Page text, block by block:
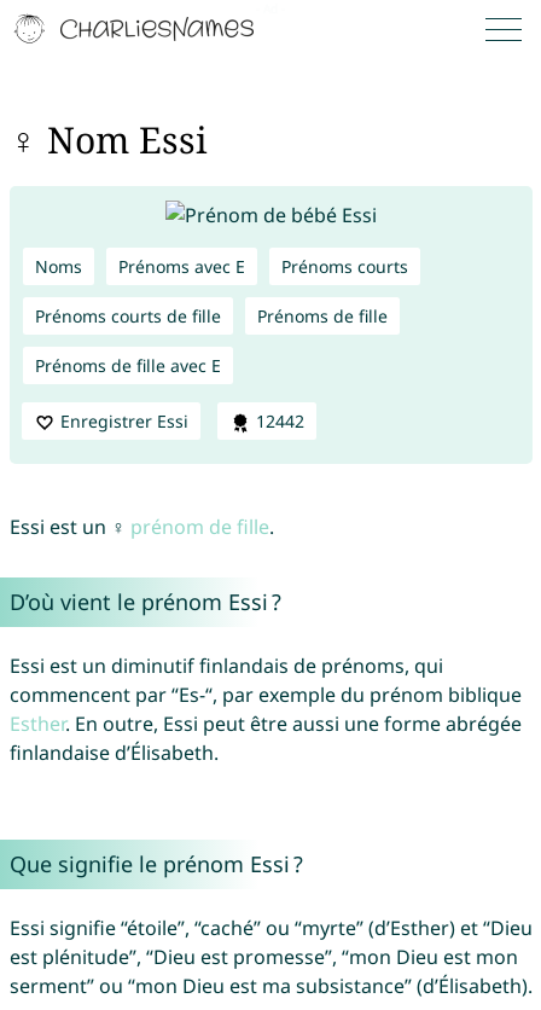
♀ Nom Essi
Noms Prénoms avec E Prénoms courts
Prénoms courts de fille Prénoms de fille
Prénoms de fille avec E
Enregistrer Essi 12442
Essi est un ♀ prénom de fille.
D’où vient le prénom Essi ?
Essi est un diminutif finlandais de prénoms, qui
commencent par “Es-“, par exemple du prénom biblique
Esther. En outre, Essi peut être aussi une forme abrégée
finlandaise d’Élisabeth.
Que signifie le prénom Essi ?
Essi signifie “étoile”, “caché” ou “myrte” (d’Esther) et “Dieu
est plénitude”, “Dieu est promesse”, “mon Dieu est mon
serment” ou “mon Dieu est ma subsistance” (d’Élisabeth).